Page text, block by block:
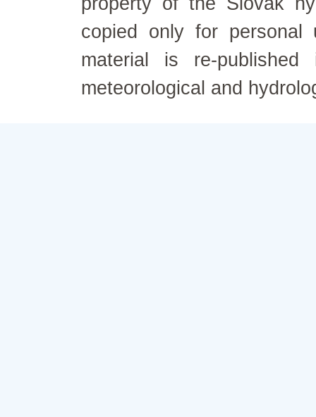
copied only for personal
material is re-
meteorological and